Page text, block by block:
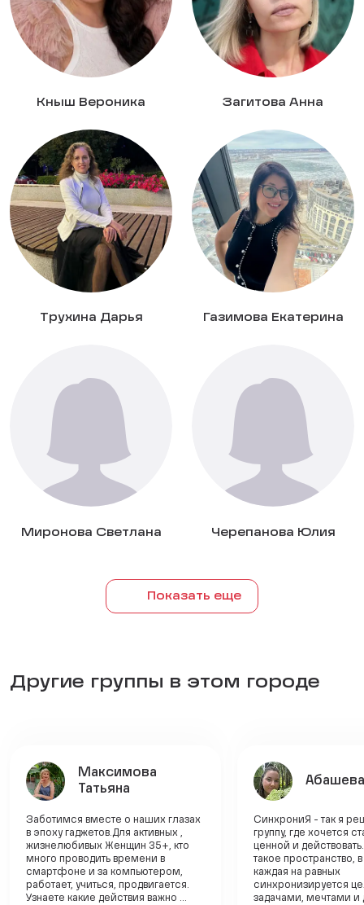
Кныш Вероника Загитова Анна
Трухина Дарья Газимова Екатерина
Миронова Светлана Черепанова Юлия
Показать еще
Другие группы в этом городе
Максимова
Татьяна
Заботимся вместе о наших глазах
в эпоху гаджетов.Для активных ,
жизнелюбивых Женщин 35+, кто
много проводить времени в
смартфоне и за компьютером,
работает, учиться, продвигается.
Узнаете какие действия важно ...
СинхрониЯ - так я
группу, где хочется
ценной и
такое пространство,
каждая на равных
синхронизируется
задачами, мечтами и